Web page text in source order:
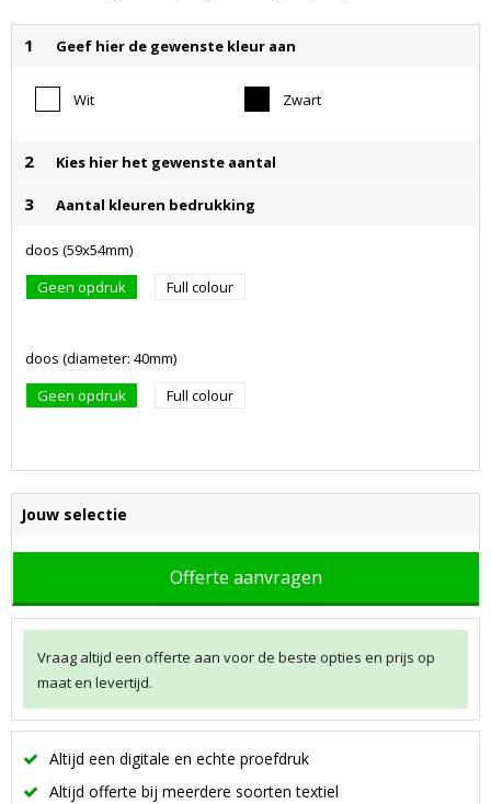
1 Geef hier de gewenste kleur aan
Wit Zwart
2 Kies hier het gewenste aantal
3 Aantal kleuren bedrukking
doos (59x54mm)
Geen opdruk
Full colour
doos (diameter: 40mm)
Geen opdruk
Full colour
Jouw selectie
Offerte aanvragen
Vraag altijd een offerte aan voor de beste opties en prijs op
maat en levertijd.
Altijd een digitale en echte proefdruk
Altijd offerte bij meerdere soorten textiel